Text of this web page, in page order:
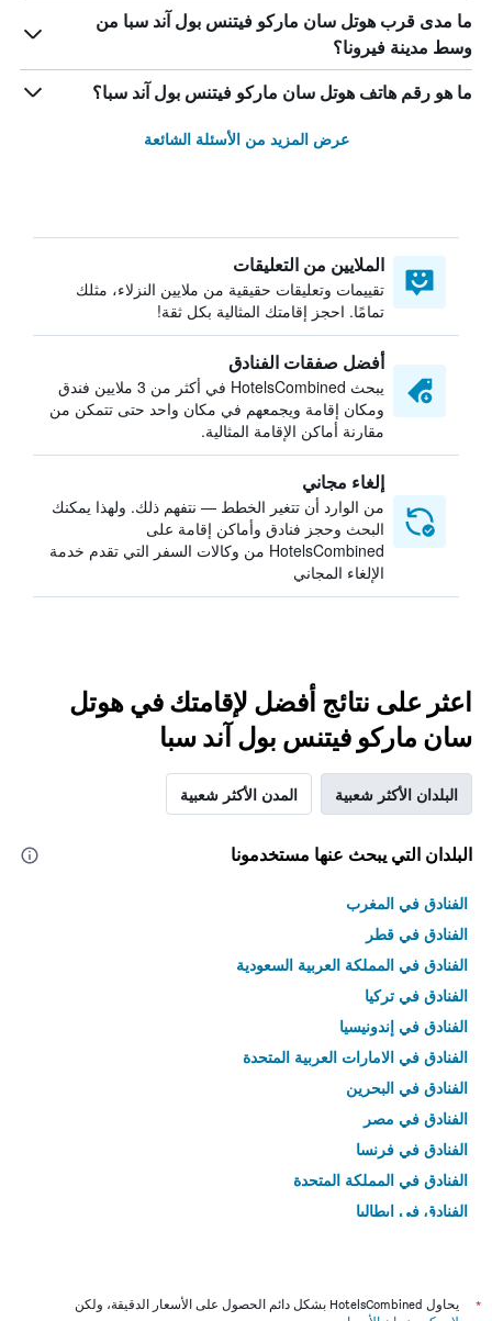
ما مدى قرب هوتل سان ماركو فيتنس بول آند سبا من
وسط مدينة فيرونا؟
ما هو رقم هاتف هوتل سان ماركو فيتنس بول آند سبا؟
عرض المزيد من الأسئلة الشائعة
الملايين من التعليقات
تقييمات وتعليقات حقيقية من ملايين النزلاء، مثلك
تمامًا. احجز إقامتك المثالية بكل ثقة!
أفضل صفقات الفنادق
يبحث HotelsCombined في أكثر من 3 ملايين فندق
ومكان إقامة ويجمعهم في مكان واحد حتى تتمكن من
مقارنة أماكن الإقامة المثالية.
إلغاء مجاني
من الوارد أن تتغير الخطط — نتفهم ذلك. ولهذا يمكنك
البحث وحجز فنادق وأماكن إقامة على
HotelsCombined من وكالات السفر التي تقدم خدمة
الإلغاء المجاني
اعثر على نتائج أفضل لإقامتك في هوتل
سان ماركو فيتنس بول آند سبا
البلدان الأكثر شعبية المدن الأكثر شعبية
البلدان التي يبحث عنها مستخدمونا
الفنادق في المغرب
الفنادق في قطر
الفنادق في المملكة العربية السعودية
الفنادق في تركيا
الفنادق في إندونيسيا
الفنادق في الامارات العربية المتحدة
الفنادق في البحرين
الفنادق في مصر
الفنادق في فرنسا
الفنادق في المملكة المتحدة
الفنادق في إيطاليا
*
يحاول HotelsCombined بشكل دائم الحصول على الأسعار الدقيقة، ولكن